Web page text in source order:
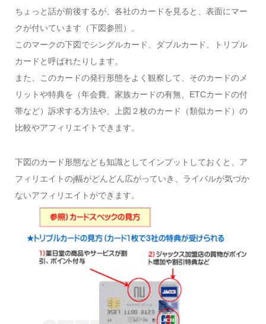
ちょっと話が前後するが、各社のカードを見ると、表面にマー
クが付いています（下図参照）。
このマークの下図でシングルカード、ダブルカード、トリプル
カードと呼ばれたりします。
また、このカードの発行形態をよく観察して、そのカードのメ
リットや特典を（年会費、家族カードの有無、ETCカードの付
帯など）訴求する方法や、上図２枚のカード（類似カード）の
比較やアフィリエイトできます。
下図のカード形態なども知識としてインプットしておくと、ア
フィリエイトのj幅がどんどん広がっていき、ライバルが気づか
ないアフィリエイトができます。